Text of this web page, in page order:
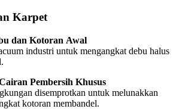
Karpet
dan Kotoran Awal
industri untuk mengangkat debu halus
Pembersih Khusus
disemprotkan untuk melunakkan
kotoran membandel.